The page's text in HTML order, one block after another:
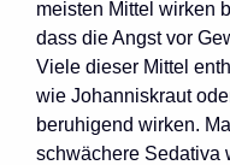
meisten Mittel wirken
dass die Angst vor
Viele dieser Mittel
wie Johanniskraut
beruhigend wirken.
schwächere Sedativa